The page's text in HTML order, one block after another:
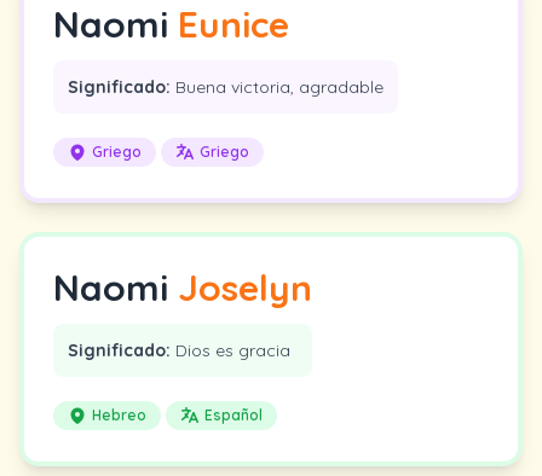
Naomi Eunice
Significado: Buena victoria, agradable
Griego Griego
Naomi Joselyn
Significado: Dios es gracia
Hebreo Español